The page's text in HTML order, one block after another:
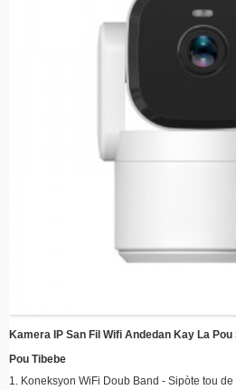
Enstalasyon Fasil - Konsepsyon elegant ak
enstalasyon rapid nenpòt kote
​​Siveyans a Distans​​ – Jwenn aksè a videyo
kote avèk telefòn entelijan ou oswa aparèy
Konpatibilite Depo Cloud - Kenbe souvni an
Efikas nan enèji - Pwofite pouvwa solèy la
pandan w ap kenbe yon pwoteksyon kontinyèl.
Kamera IP San Fil Wifi Andedan Kay La
Pou Tibebe
1. Koneksyon WiFi Doub Band - Sipòte tou